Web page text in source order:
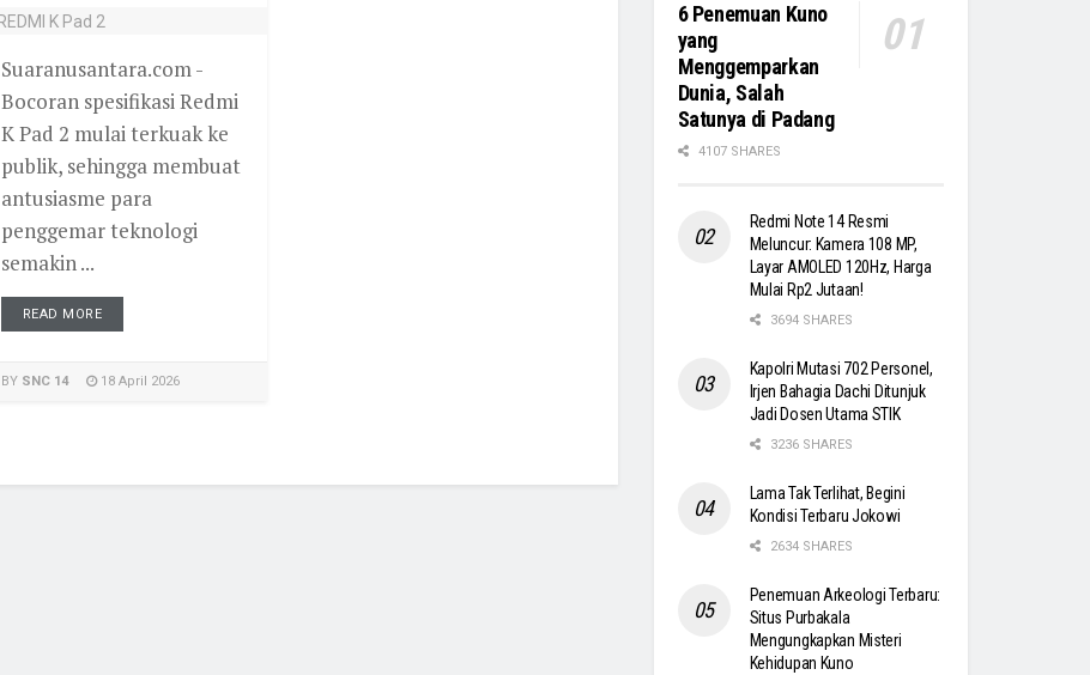
Suaranusantara.com -
Bocoran spesifikasi Redmi
K Pad 2 mulai terkuak ke
publik, sehingga membuat
antusiasme para
penggemar teknologi
semakin ...
READ MORE
BY SNC 14 18 April 2026
6 Penemuan Kuno
yang
Menggemparkan
Dunia, Salah
Satunya di Padang
4107 SHARES
Redmi Note 14 Resmi
Meluncur: Kamera 108 MP,
Layar AMOLED 120Hz, Harga
Mulai Rp2 Jutaan!
3694 SHARES
Kapolri Mutasi 702 Personel,
Irjen Bahagia Dachi Ditunjuk
Jadi Dosen Utama STIK
3236 SHARES
Lama Tak Terlihat, Begini
Kondisi Terbaru Jokowi
2634 SHARES
Penemuan Arkeologi Terbaru:
Situs Purbakala
Mengungkapkan Misteri
Kehidupan Kuno